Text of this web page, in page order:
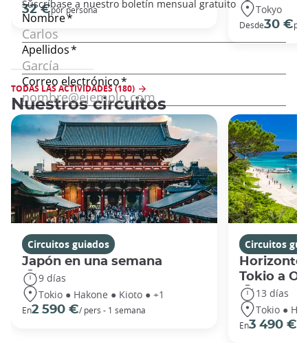
32 €por persona Tokyo
Desde30 €
TODAS LAS ACTIVIDADES (180)
Nuestros circuitos
Circuitos guiados
Japón en una semana
9 días
Tokio ● Hakone ● Kioto ● +1
En2 590 €/ pers - 1 semana
Circuitos
Tokio a
13 días
Tokio ●
En3 490 €